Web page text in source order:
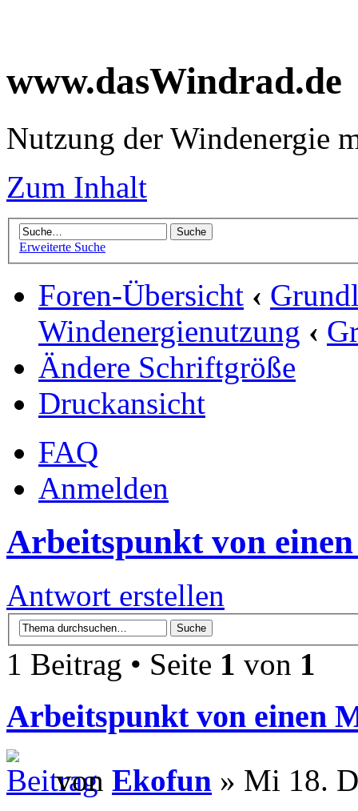
www.dasWindrad.de
Nutzung der Windenergie
Zum Inhalt
Erweiterte Suche
Foren-Übersicht ‹
Windenergienutzung ‹
Ändere Schriftgröße
Druckansicht
FAQ
Anmelden
Arbeitspunkt von
Antwort erstellen
1 Beitrag • Seite 1 von 1
Arbeitspunkt von einen
von Ekofun » Mi 18.